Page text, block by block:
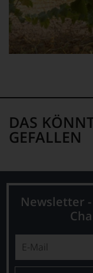
DAS
GEFALLEN
Newsletter